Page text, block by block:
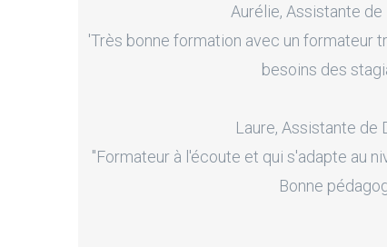
Aurélie, Assistante de
'Très bonne formation avec un formateur
besoins des
Laure, Assistante de
"Formateur à l'écoute et qui s'adapte au
Bonne